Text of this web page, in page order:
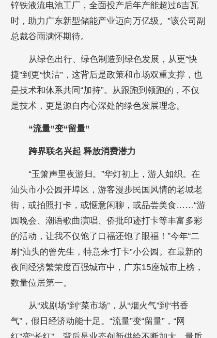
锌铁液流电池工厂，全面投产后年产能超过6吉瓦
时，助力广东新型储能产业迈向万亿级。”该公司副
总裁谷雨满怀期待。
从绿色出行、绿色制造到绿色发展，从更“快
捷”到更“快洁”，这背后是政策和市场双重支撑，也
是技术和体系共同“加持”。从跟跑到领跑的，不仅
是技术，更是源自内心深处的绿色发展理念。
“流量”变“留量”
跨界联名兴起 释放消费潜力
“玉箫声里夜游归。”华灯初上，游人如织。在
汕头市小公园开埠区，游客漫步民国风情的老城老
街，或拍照打卡，或惬意闲聊，或品尝美食……“游
园晚会、潮语歌曲演唱、侨批印迹打卡等丰富多彩
的活动，让我不仅饱了口福还饱了眼福！”今年“二
刷”汕头的曾先生，特意来“打卡”小公园。在最新的
夜间经济繁荣度百强城市中，广东15座城市上榜，
数量位居第一。
从“戏剧场”到“菜市场”，从“烟火气”到“书香
气”，假日经济动能十足。“流量”变“留量”，“网